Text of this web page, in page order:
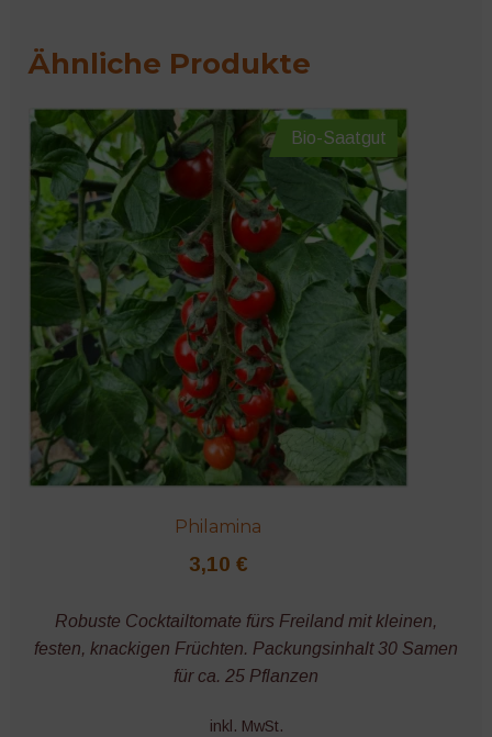
Ähnliche Produkte
Bio-Saatgut
Philamina
3,10 €
Robuste Cocktailtomate fürs Freiland mit kleinen,
festen, knackigen Früchten. Packungsinhalt 30 Samen
für ca. 25 Pflanzen
inkl. MwSt.